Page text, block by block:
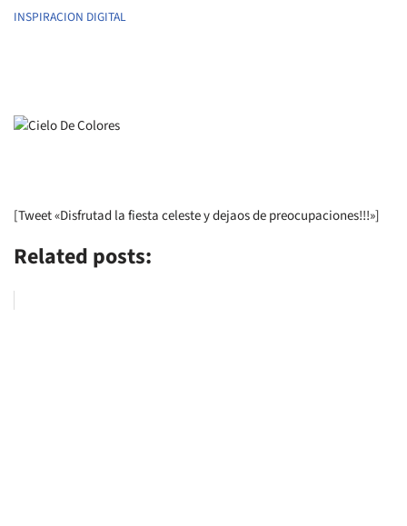
INSPIRACION DIGITAL
[Tweet «Disfrutad la fiesta celeste y dejaos de preocupaciones!!!»]
Related posts: